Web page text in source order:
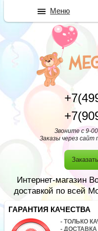
Звоните с 9-
Заказы через сайт
Интернет-магазин
доставкой по всей
ГАРАНТИЯ КАЧЕСТВА
- ТОЛЬКО
-
Меню